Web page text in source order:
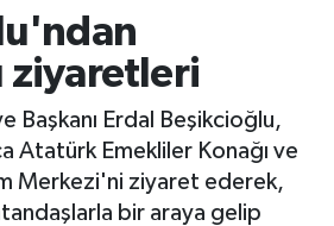
ziyaretleri
Başkanı Erdal Beşikcioğlu,
Atatürk Emekliler Konağı ve
Merkezi'ni ziyaret ederek,
bir araya gelip
Haritası
Durumu ve Fikstür